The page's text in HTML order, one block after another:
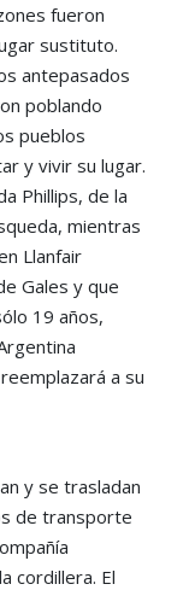
fueron
sustituto.
antepasados
poblando
pueblos
y vivir su lugar.
Phillips, de la
mientras
Llanfair
Gales y que
19 años,
a su
y se trasladan
de transporte
cordillera. El